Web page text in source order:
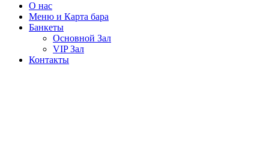
О нас
Меню и Карта бара
Банкеты
Основной Зал
VIP Зал
Контакты